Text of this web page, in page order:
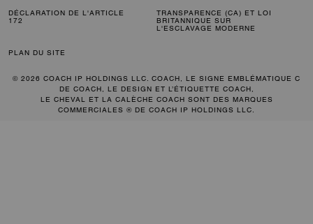
DÉCLARATION DE L'ARTICLE
172
TRANSPARENCE (CA) ET LOI
BRITANNIQUE SUR
L'ESCLAVAGE MODERNE
PLAN DU SITE
© 2026 COACH IP HOLDINGS LLC. COACH, LE SIGNE EMBLÉMATIQUE C
DE COACH, LE DESIGN ET L’ÉTIQUETTE COACH,
LE CHEVAL ET LA CALÈCHE COACH SONT DES MARQUES
COMMERCIALES ® DE COACH IP HOLDINGS LLC.